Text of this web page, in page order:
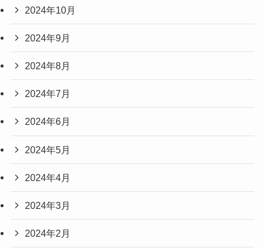
2024年10月
2024年9月
2024年8月
2024年7月
2024年6月
2024年5月
2024年4月
2024年3月
2024年2月